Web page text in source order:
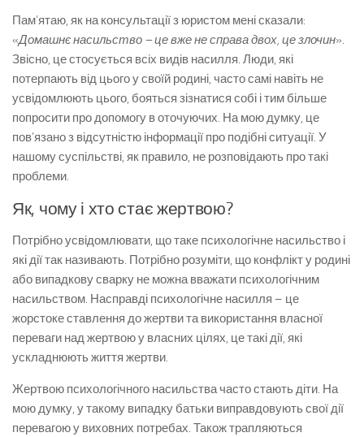
Пам’ятаю, як на консультації з юристом мені сказали:
«Домашнє насильство – це вже не справа двох, це злочин».
Звісно, це стосується всіх видів насилля. Люди, які
потерпають від цього у своїй родині, часто самі навіть не
усвідомлюють цього, бояться зізнатися собі і тим більше
попросити про допомогу в оточуючих. На мою думку, це
пов’язано з відсутністю інформації про подібні ситуації. У
нашому суспільстві, як правило, не розповідають про такі
проблеми.
Як, чому і хто стає жертвою?
Потрібно усвідомлювати, що таке психологічне насильство і
які дії так називають. Потрібно розуміти, що конфлікт у родині
або випадкову сварку не можна вважати психологічним
насильством. Насправді психологічне насилля – це
жорстоке ставлення до жертви та використання власної
переваги над жертвою у власних цілях, це такі дії, які
ускладнюють життя жертви.
Жертвою психологічного насильства часто стають діти. На
мою думку, у такому випадку батьки виправдовують свої дії
перевагою у виховних потребах. Також трапляються